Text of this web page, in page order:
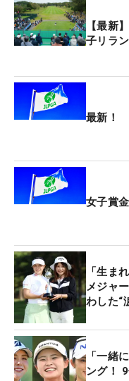
【最新
子リラ
最新！
女子賞
「生ま
メジャ
わした“
「一緒
ング！